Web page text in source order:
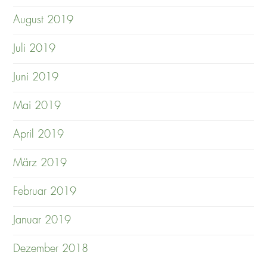
August 2019
Juli 2019
Juni 2019
Mai 2019
April 2019
März 2019
Februar 2019
Januar 2019
Dezember 2018